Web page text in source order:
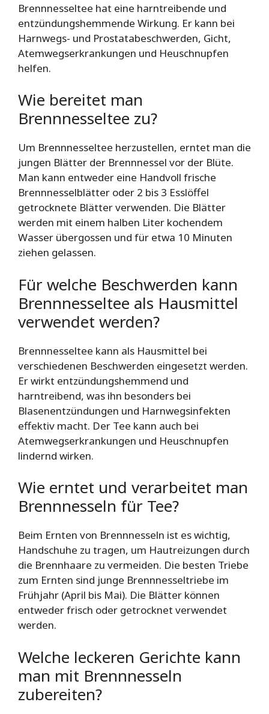
Brennnesseltee hat eine harntreibende und
entzündungshemmende Wirkung. Er kann bei
Harnwegs- und Prostatabeschwerden, Gicht,
Atemwegserkrankungen und Heuschnupfen
helfen.
Wie bereitet man
Brennnesseltee zu?
Um Brennnesseltee herzustellen, erntet man die
jungen Blätter der Brennnessel vor der Blüte.
Man kann entweder eine Handvoll frische
Brennnesselblätter oder 2 bis 3 Esslöffel
getrocknete Blätter verwenden. Die Blätter
werden mit einem halben Liter kochendem
Wasser übergossen und für etwa 10 Minuten
ziehen gelassen.
Für welche Beschwerden kann
Brennnesseltee als Hausmittel
verwendet werden?
Brennnesseltee kann als Hausmittel bei
verschiedenen Beschwerden eingesetzt werden.
Er wirkt entzündungshemmend und
harntreibend, was ihn besonders bei
Blasenentzündungen und Harnwegsinfekten
effektiv macht. Der Tee kann auch bei
Atemwegserkrankungen und Heuschnupfen
lindernd wirken.
Wie erntet und verarbeitet man
Brennnesseln für Tee?
Beim Ernten von Brennnesseln ist es wichtig,
Handschuhe zu tragen, um Hautreizungen durch
die Brennhaare zu vermeiden. Die besten Triebe
zum Ernten sind junge Brennnesseltriebe im
Frühjahr (April bis Mai). Die Blätter können
entweder frisch oder getrocknet verwendet
werden.
Welche leckeren Gerichte kann
man mit Brennnesseln
zubereiten?